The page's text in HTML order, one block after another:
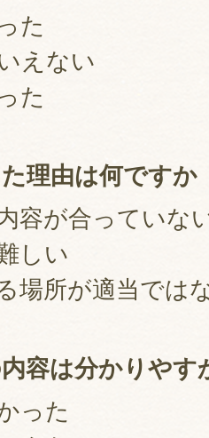
た
えない
た
理由は何ですか
容が合っていな
しい
場所が適当では
容は分かりやす
った